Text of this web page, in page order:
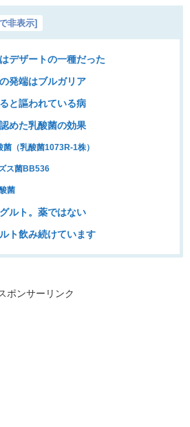
非表示]
デザートの一種だった
発端はブルガリア
と謳われている病
めた乳酸菌の効果
（乳酸菌1073R-1株）
ス菌BB536
菌
ルト。薬ではない
ト飲み続けています
ポンサーリンク